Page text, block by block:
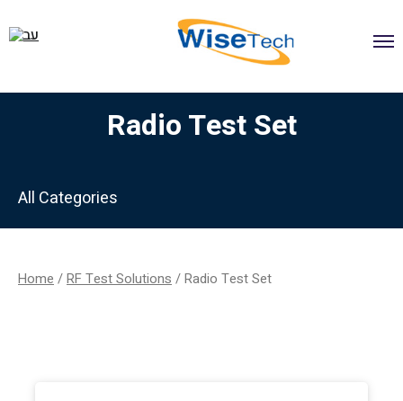
לתוכן
Radio Test Set
All Categories
Home /RF Test Solutions / Radio Test Set